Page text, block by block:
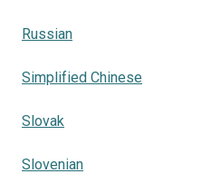
Russian
Simplified Chinese
Slovak
Slovenian